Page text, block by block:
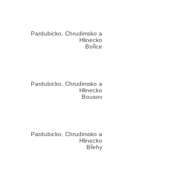
Pardubicko, Chrudimsko a
Hlinecko
Bořice
Pardubicko, Chrudimsko a
Hlinecko
Bousov
Pardubicko, Chrudimsko a
Hlinecko
Břehy